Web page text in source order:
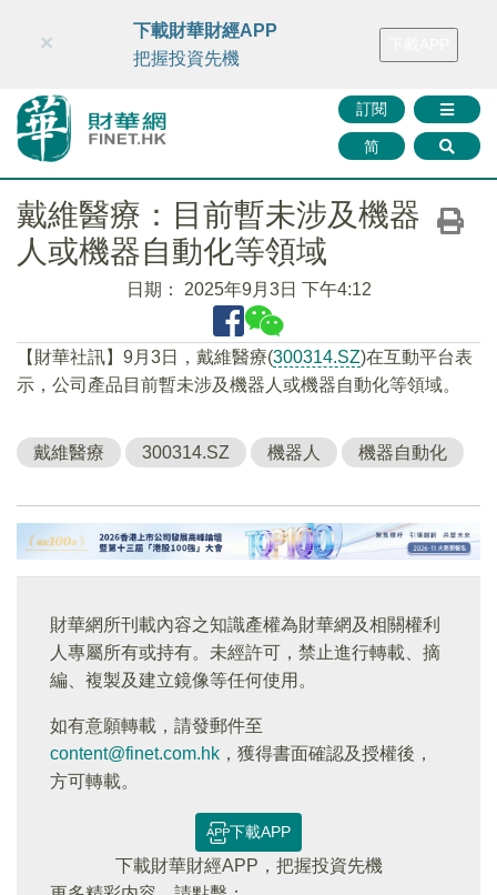
財華智庫網 FINTV FINMETA 財華證券 媒體矩陣
訂閱
简
×
下載財華財經APP
把握投資先機
戴維醫療：目前暫未涉及機器
人或機器自動化等領域
日期： 2025年9月3日 下午4:12
【財華社訊】9月3日，戴維醫療(300314.SZ)在互動平台表
示，公司產品目前暫未涉及機器人或機器自動化等領域。
戴維醫療 300314.SZ 機器人 機器自動化
財華網所刊載內容之知識產權為財華網及相關權利
人專屬所有或持有。未經許可，禁止進行轉載、摘
編、複製及建立鏡像等任何使用。
如有意願轉載，請發郵件至
content@finet.com.hk ，獲得書面確認及授權後，
方可轉載。
下載APP
下載財華財經APP，把握投資先機